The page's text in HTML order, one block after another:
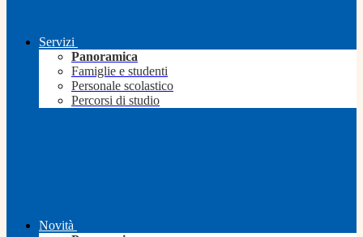
Servizi
Panoramica
Famiglie e studenti
Personale scolastico
Percorsi di studio
Novità